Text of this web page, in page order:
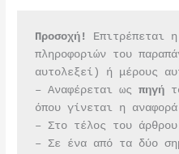
Προσοχή!
Επιτρέπεται
πληροφοριών του
αυτολεξεί) ή μέρους
– Αναφέρεται ως πηγή
όπου γίνεται η
– Στο τέλος του
– Σε ένα από τα δύο